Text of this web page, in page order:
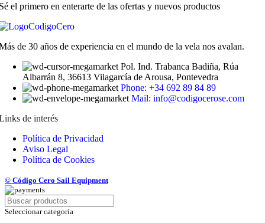
el primero en enterarte de las ofertas y nuevos productos
de 30 años de experiencia en el mundo de la vela nos avalan.
Pol. Ind. Trabanca Badiña, Rúa
Albarrán 8, 36613 Vilagarcía de Arousa, Pontevedra
Phone: +34 692 89 84 89
Mail: info@codigocerose.com
de interés
Política de Privacidad
Aviso Legal
Política de Cookies
© Código Cero Sail Equipment
Seleccionar categoría